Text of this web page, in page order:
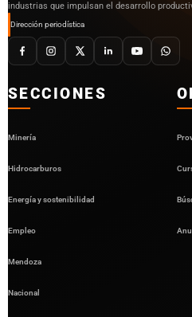
industrias que impulsan el desarrollo
Dirección periodística
SECCIONES
Minería
Hidrocarburos
Energía y sostenibilidad
Empleo
Mendoza
Nacional